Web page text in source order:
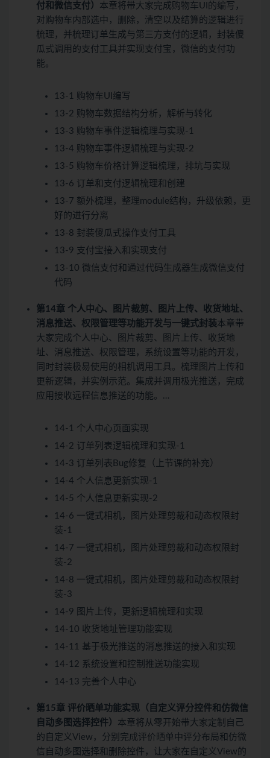
付和微信支付） 本章将带大家完成购物车UI的编写，
对购物车内部选中，删除，清空以及结算的逻辑进行
梳理，并梳理订单生成与第三方支付的逻辑，封装傻
瓜式调用的支付工具并实现支付宝，微信的支付功
能。
13-1 购物车UI编写
13-2 购物车数据结构分析，解析与转化
13-3 购物车事件逻辑梳理与实现-1
13-4 购物车事件逻辑梳理与实现-2
13-5 购物车价格计算逻辑梳理，排坑与实现
13-6 订单和支付逻辑梳理和创建
13-7 额外梳理，整理module结构，升级依赖，更
好的进行分离
13-8 封装傻瓜式操作支付工具
13-9 支付宝接入和实现支付
13-10 微信支付和通过代码生成器生成微信支付
代码
第14章 个人中心、图片裁剪、图片上传、收货地址、
消息推送、权限管理等功能开发与一键式封装本章带
大家完成个人中心、图片裁剪、图片上传、收货地
址、消息推送、权限管理，系统设置等功能的开发，
同时封装极易使用的相机调用工具。梳理图片上传和
更新逻辑，并实例示范。集成并调用极光推送，完成
应用接收远程信息推送的功能。…
14-1 个人中心页面实现
14-2 订单列表逻辑梳理和实现-1
14-3 订单列表Bug修复（上节课的补充）
14-4 个人信息更新实现-1
14-5 个人信息更新实现-2
14-6 一键式相机，图片处理剪裁和动态权限封
装-1
14-7 一键式相机，图片处理剪裁和动态权限封
装-2
14-8 一键式相机，图片处理剪裁和动态权限封
装-3
14-9 图片上传，更新逻辑梳理和实现
14-10 收货地址管理功能实现
14-11 基于极光推送的消息推送的接入和实现
14-12 系统设置和控制推送功能实现
14-13 完善个人中心
第15章 评价晒单功能实现（自定义评分控件和仿微信
自动多图选择控件） 本章将从零开始带大家定制自己
的自定义View，分别完成评价晒单中评分布局和仿微
信自动多图选择和删除控件，让大家在自定义View的